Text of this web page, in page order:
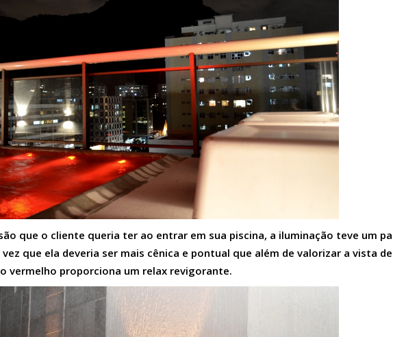
que o cliente queria ter ao entrar em sua piscina, a iluminação teve um
que ela deveria ser mais cênica e pontual que além de valorizar a vista de
vermelho proporciona um relax revigorante.